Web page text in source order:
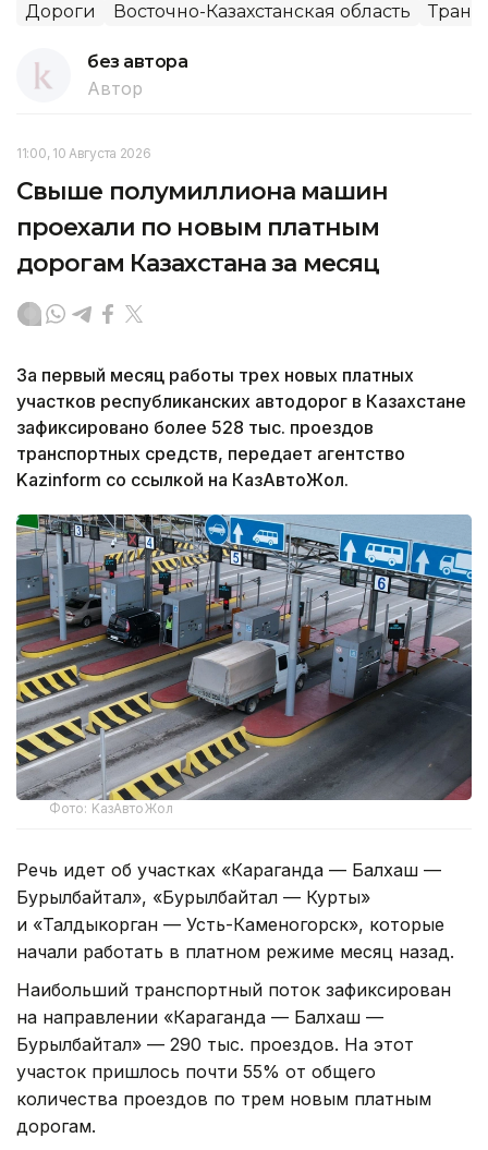
Дороги Восточно-Казахстанская область
без автора
Автор
11:00, 10 Августа 2026
Свыше полумиллиона машин
проехали по новым платным
дорогам Казахстана за месяц
За первый месяц работы трех новых платных
участков республиканских автодорог в Казахстане
зафиксировано более 528 тыс. проездов
транспортных средств, передает агентство
Kazinform со ссылкой на КазАвтоЖол.
Фото: KaзАвтоЖол
Речь идет об участках «Караганда — Балхаш —
Бурылбайтал», «Бурылбайтал — Курты»
и «Талдыкорган — Усть-Каменогорск», которые
начали работать в платном режиме месяц назад.
Наибольший транспортный поток зафиксирован
на направлении «Караганда — Балхаш —
Бурылбайтал» — 290 тыс. проездов. На этот
участок пришлось почти 55% от общего
количества проездов по трем новым платным
дорогам.